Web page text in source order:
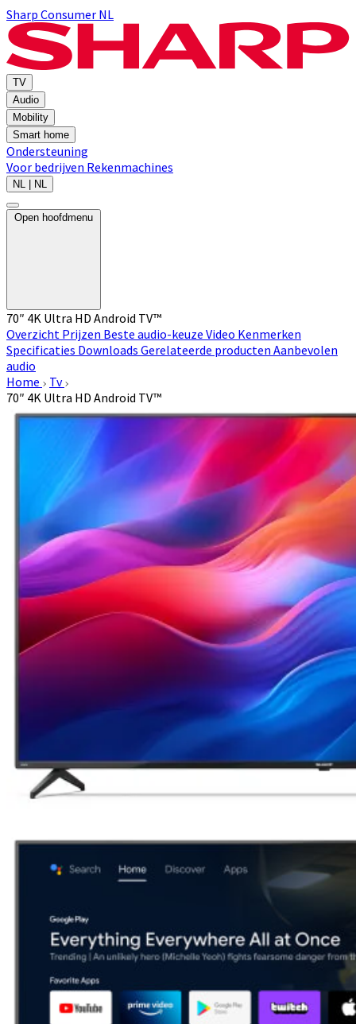
Sharp Consumer NL
TV
Audio
Mobility
Smart home
Ondersteuning
Voor bedrijven Rekenmachines
NL | NL
Open hoofdmenu
70″ 4K Ultra HD Android TV™
Overzicht Prijzen Beste audio-keuze Video Kenmerken
Specificaties Downloads Gerelateerde producten Aanbevolen
audio
Home
Tv
70″ 4K Ultra HD Android TV™